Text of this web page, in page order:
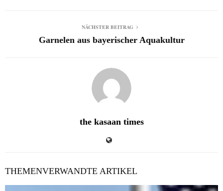
NÄCHSTER BEITRAG
Garnelen aus bayerischer Aquakultur
the kasaan times
THEMENVERWANDTE ARTIKEL